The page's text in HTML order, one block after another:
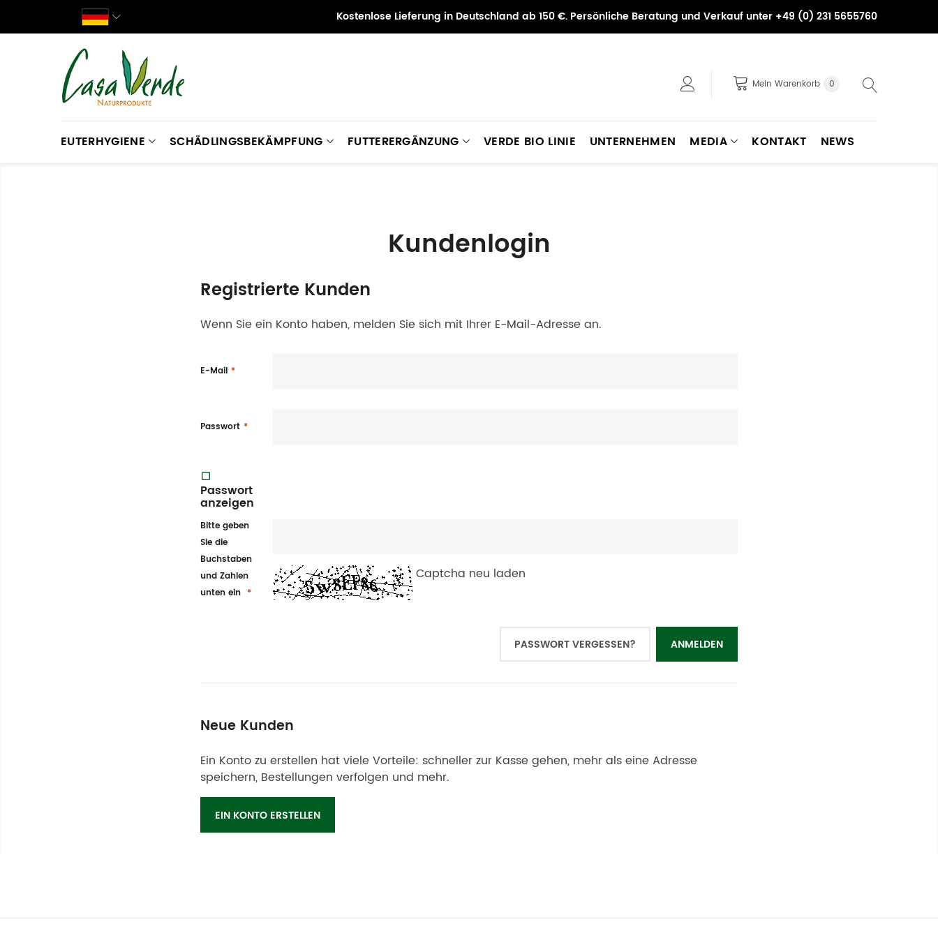
Kostenlose Lieferung in Deutschland ab 150 €. Persönliche Beratung und Verkauf unter +49 (0) 231 5655760
Mein Warenkorb 0
EUTERHYGIENE SCHÄDLINGSBEKÄMPFUNG FUTTERERGÄNZUNG VERDE BIO LINIE UNTERNEHMEN MEDIA KONTAKT NEWS
Kundenlogin
Registrierte Kunden
Wenn Sie ein Konto haben, melden Sie sich mit Ihrer E-Mail-Adresse an.
E-Mail
Passwort
Passwort
anzeigen
Bitte geben
Sie die
Buchstaben
und Zahlen
unten ein
Captcha neu laden
ANMELDEN
PASSWORT VERGESSEN?
Neue Kunden
Ein Konto zu erstellen hat viele Vorteile: schneller zur Kasse gehen, mehr als eine Adresse
speichern, Bestellungen verfolgen und mehr.
EIN KONTO ERSTELLEN